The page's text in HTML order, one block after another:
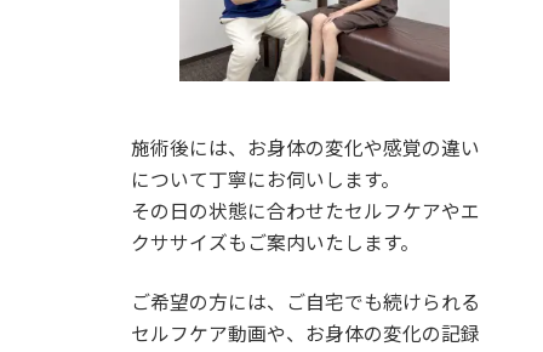
施術後には、お身体の変化や感覚の違い
について丁寧にお伺いします。
その日の状態に合わせたセルフケアやエ
クササイズもご案内いたします。
ご希望の方には、ご自宅でも続けられる
セルフケア動画や、お身体の変化の記録